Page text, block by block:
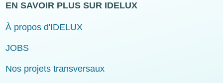
EN SAVOIR PLUS SUR IDELUX
À propos d'IDELUX
JOBS
Nos projets transversaux